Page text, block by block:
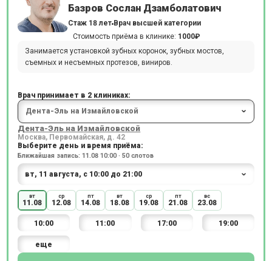
Базров Сослан Дзамболатович
Стаж 18 лет Врач высшей категории
Стоимость приёма в клинике: 1000₽
Занимается установкой зубных коронок, зубных мостов,
съемных и несъемных протезов, виниров.
Врач принимает в 2 клиниках:
Дента-Эль на Измайловской
Москва, Первомайская, д. 42
Выберите день и время приёма:
Ближайшая запись: 11.08 10:00 · 50 слотов
вт
11.08
ср
12.08
пт
14.08
вт
18.08
ср
19.08
пт
21.08
вс
23.08
10:00 11:00 17:00 19:00
еще